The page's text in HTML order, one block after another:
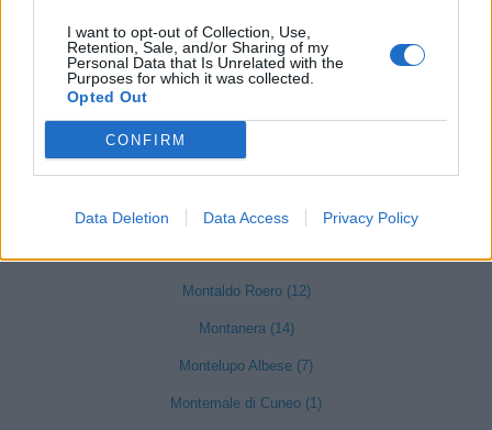
I want to opt-out of Collection, Use,
Retention, Sale, and/or Sharing of my
Personal Data that Is Unrelated with the
Purposes for which it was collected.
Opted Out
CONFIRM
Data Deletion Data Access Privacy Policy
Monchiero (17)
Mondovì (490)
Monforte d'Alba (103)
Montà (73)
Montaldo Roero (12)
Montanera (14)
Montelupo Albese (7)
Montemale di Cuneo (1)